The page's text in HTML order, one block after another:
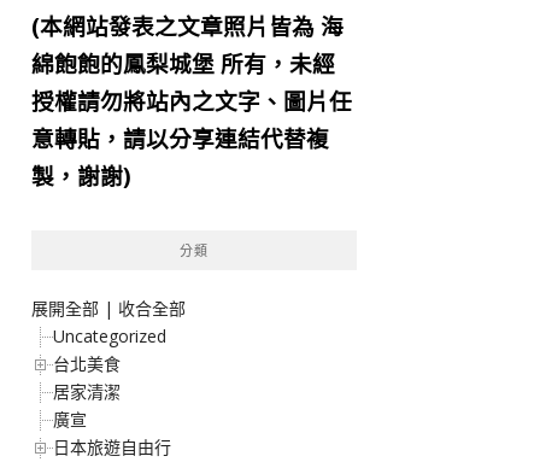
(本網站發表之文章照片皆為 海
綿飽飽的鳳梨城堡 所有，未經
授權請勿將站內之文字、圖片任
意轉貼，請以分享連結代替複
製，謝謝)
分類
展開全部 | 收合全部
Uncategorized
台北美食
居家清潔
廣宣
日本旅遊自由行